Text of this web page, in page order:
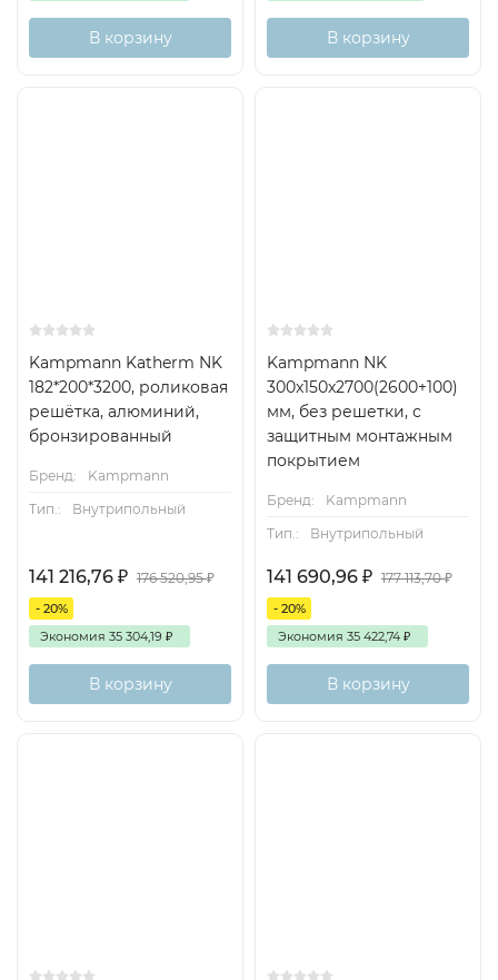
В корзину В корзину
Kampmann Katherm NK
182*200*3200, роликовая
решётка, алюминий,
бронзированный
Бренд:
Kampmann
Тип.:
Внутрипольный
141 216,76 ₽ 176 520,95₽
- 20%
Экономия 35 304,19 ₽
В корзину
Kampmann NK
300x150x2700(2600+100)
мм, без решетки, с
защитным монтажным
покрытием
Бренд:
Kampmann
Тип.:
Внутрипольный
141 690,96 ₽ 177 113,70₽
- 20%
Экономия 35 422,74 ₽
В корзину